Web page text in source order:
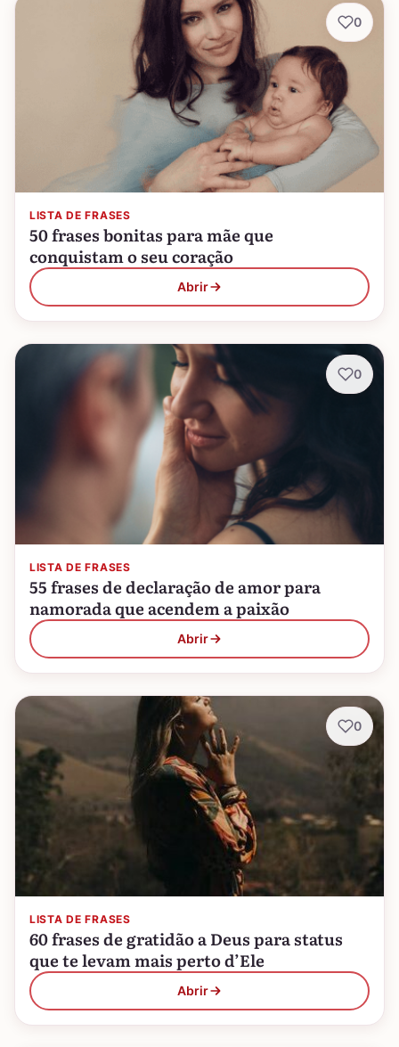
LISTA DE FRASES
50 frases bonitas para mãe que
conquistam o seu coração
Abrir
0
LISTA DE FRASES
55 frases de declaração de amor para
namorada que acendem a paixão
Abrir
0
LISTA DE FRASES
60 frases de gratidão a Deus para status
que te levam mais perto d’Ele
Abrir
0